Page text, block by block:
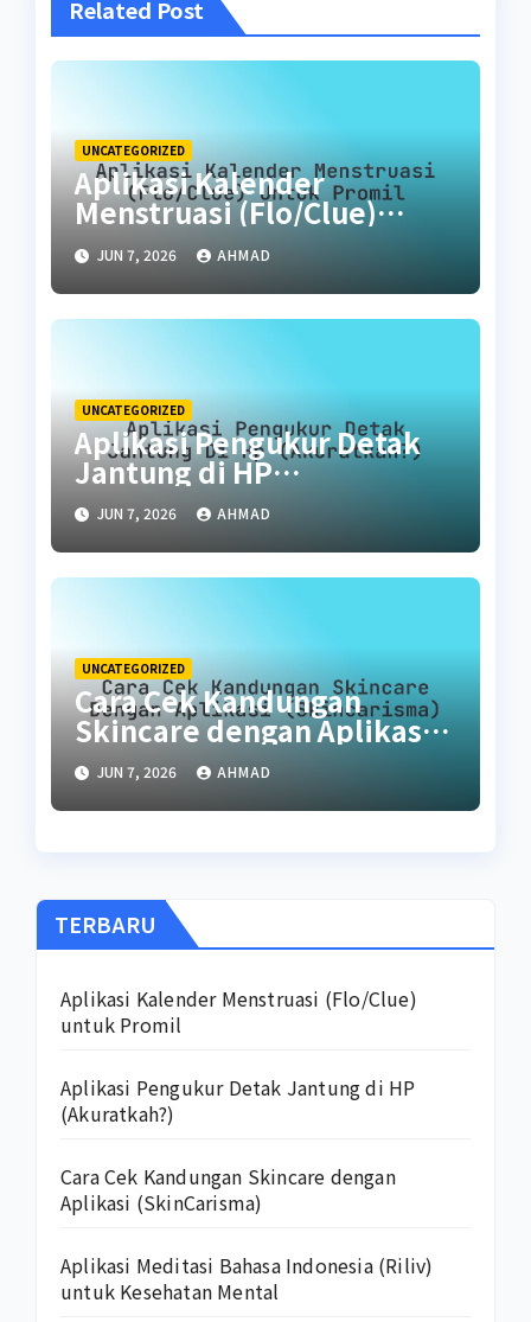
Related Post
UNCATEGORIZED
Aplikasi Kalender
Menstruasi (Flo/Clue)
untuk Promil
JUN 7, 2026 AHMAD
UNCATEGORIZED
Aplikasi Pengukur Detak
Jantung di HP
(Akuratkah?)
JUN 7, 2026 AHMAD
UNCATEGORIZED
Cara Cek Kandungan
Skincare dengan Aplikasi
(SkinCarisma)
JUN 7, 2026 AHMAD
TERBARU
Aplikasi Kalender Menstruasi (Flo/Clue)
untuk Promil
Aplikasi Pengukur Detak Jantung di HP
(Akuratkah?)
Cara Cek Kandungan Skincare dengan
Aplikasi (SkinCarisma)
Aplikasi Meditasi Bahasa Indonesia (Riliv)
untuk Kesehatan Mental